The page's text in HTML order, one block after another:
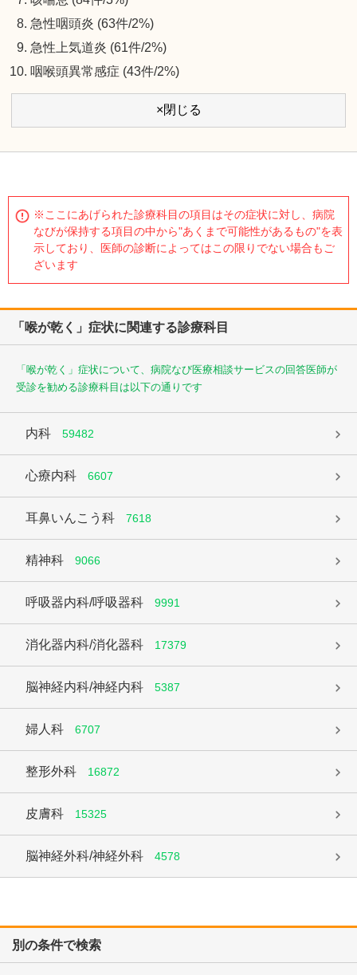
急性咽頭炎 (63件/2%)
急性上気道炎 (61件/2%)
咽喉頭異常感症 (43件/2%)
×閉じる
※ここにあげられた診療科目の項目はその症状に対し、病院
なびが保持する項目の中から"あくまで可能性があるもの"を表
示しており、医師の診断によってはこの限りでない場合もご
ざいます
「喉が乾く」症状に関連する診療科目
「喉が乾く」症状について、病院なび医療相談サービスの回答医師が
受診を勧める診療科目は以下の通りです
内科 59482
心療内科 6607
耳鼻いんこう科 7618
精神科 9066
呼吸器内科/呼吸器科 9991
消化器内科/消化器科 17379
脳神経内科/神経内科 5387
婦人科 6707
整形外科 16872
皮膚科 15325
脳神経外科/神経外科 4578
別の条件で検索